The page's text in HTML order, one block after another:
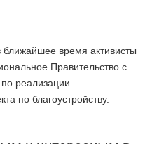
время активисты
Правительство с
реализации
по благоустройству.